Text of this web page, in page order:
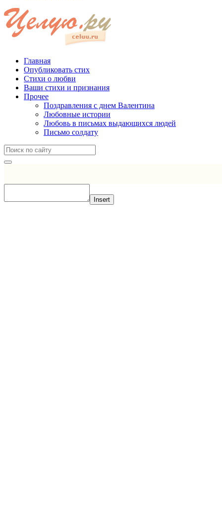
Главная
Опубликовать стих
Стихи о любви
Ваши стихи и признания
Прочее
Поздравления с днем Валентина
Любовные истории
Любовь в письмах выдающихся людей
Письмо солдату
Insert